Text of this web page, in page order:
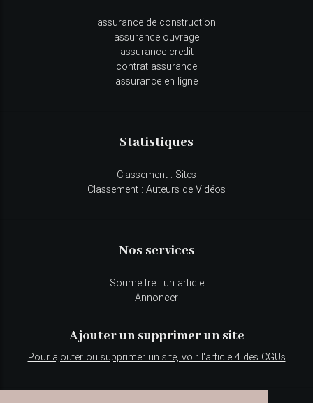
assurance de construction
assurance ouvrage
assurance credit
contrat assurance
assurance en ligne
Statistiques
Classement : Sites
Classement : Auteurs de Vidéos
Nos services
Soumettre : un article
Annoncer
Ajouter un supprimer un site
Pour ajouter ou supprimer un site, voir l'article 4 des CGUs